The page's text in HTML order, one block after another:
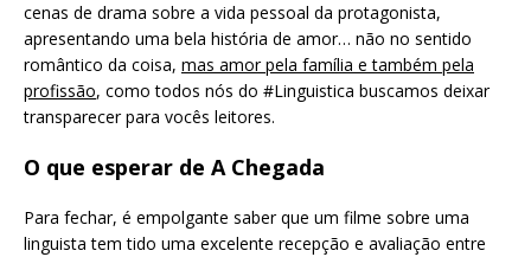
cenas de drama sobre a vida pessoal da protagonista,
apresentando uma bela história de amor… não no sentido
romântico da coisa, mas amor pela família e também pela
profissão, como todos nós do #Linguistica buscamos deixar
transparecer para vocês leitores.
O que esperar de A Chegada
Para fechar, é empolgante saber que um filme sobre uma
linguista tem tido uma excelente recepção e avaliação entre